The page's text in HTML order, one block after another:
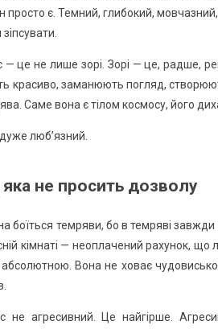
просто є. Темний, глибокий,
— це не лише зорі. Зорі — це, радше,
красиво, заманюють погляд,
Саме вона є тілом космосу, його
дуже люб’язний.
не просить дозволу
боїться темряви, бо в темряві завжди
кімнаті — неоплачений рахунок, що
Вона не ховає
не агресивний. Це найгірше.